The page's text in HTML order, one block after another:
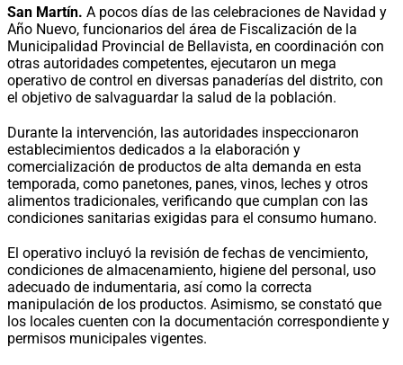
San Martín. A pocos días de las celebraciones de Navidad y
Año Nuevo, funcionarios del área de Fiscalización de la
Municipalidad Provincial de Bellavista, en coordinación con
otras autoridades competentes, ejecutaron un mega
operativo de control en diversas panaderías del distrito, con
el objetivo de salvaguardar la salud de la población.
Durante la intervención, las autoridades inspeccionaron
establecimientos dedicados a la elaboración y
comercialización de productos de alta demanda en esta
temporada, como panetones, panes, vinos, leches y otros
alimentos tradicionales, verificando que cumplan con las
condiciones sanitarias exigidas para el consumo humano.
El operativo incluyó la revisión de fechas de vencimiento,
condiciones de almacenamiento, higiene del personal, uso
adecuado de indumentaria, así como la correcta
manipulación de los productos. Asimismo, se constató que
los locales cuenten con la documentación correspondiente y
permisos municipales vigentes.